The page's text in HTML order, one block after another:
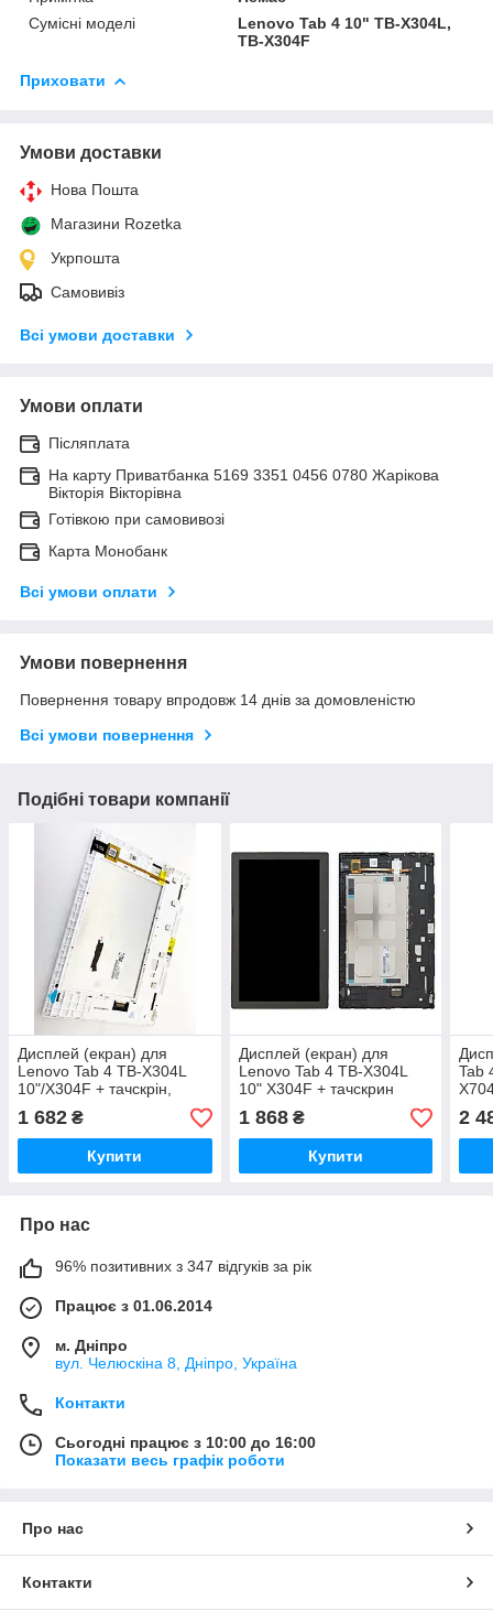
Сумісні моделі
Lenovo Tab 4 10" TB-X304L,
TB-X304F
Приховати
Умови доставки
Нова Пошта
Магазини Rozetka
Укрпошта
Самовивіз
Всі умови доставки
Умови оплати
Післяплата
На карту Приватбанка 5169 3351 0456 0780 Жарікова
Вікторія Вікторівна
Готівкою при самовивозі
Карта Монобанк
Всі умови оплати
Умови повернення
Повернення товару впродовж 14 днів за домовленістю
Всі умови повернення
Подібні товари компанії
Дисплей (екран) для
Lenovo Tab 4 TB-X304L
10"/X304F + тачскрін,
білий, з передньою
панеллю
1 682 ₴
Купити
Дисплей (екран) для
Lenovo Tab 4 TB-X304L
10" X304F + тачскрин
(чорний оригінал Китай із
передньою панеллю)
1 868₴
Купити
Tab
2
Про нас
96% позитивних з 347 відгуків за рік
Працює з 01.06.2014
м. Дніпро
вул. Челюскіна 8, Дніпро, Україна
Контакти
Сьогодні працює з 10:00 до 16:00
Показати весь графік роботи
Про нас
Контакти